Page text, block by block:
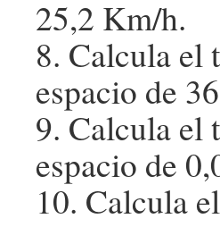
25,2 Km/h.
8. Calcula el
espacio de
9. Calcula el
espacio de
10. Calcula